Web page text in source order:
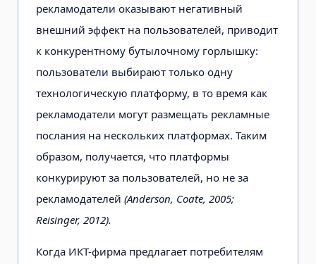
рекламодатели оказывают негативный
внешний эффект на пользователей, приводит
к конкурентному бутылочному горлышку:
пользователи выбирают только одну
технологическую платформу, в то время как
рекламодатели могут размещать рекламные
послания на нескольких платформах. Таким
образом, получается, что платформы
конкурируют за пользователей, но не за
рекламодателей (Anderson, Coate, 2005;
Reisinger, 2012).
Когда ИКТ-фирма предлагает потребителям